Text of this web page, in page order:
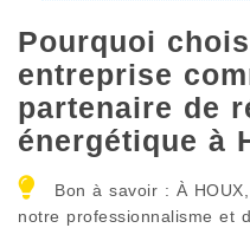
Pourquoi
entreprise
partenaire de
énergétique à
Bon à savoir : À
notre professionnalisme et